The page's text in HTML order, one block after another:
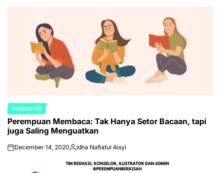
POSTED
IN
KOMUNITAS
Perempuan Membaca: Tak Hanya Setor Bacaan, tapi
juga Saling Menguatkan
onDecember 14, 2020Posted
Idha Nafiatul Aisyi